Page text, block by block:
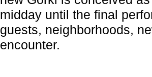
midday until the final
guests, neighborhoods,
encounter.